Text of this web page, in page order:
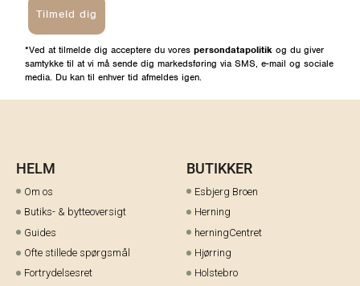
Tilmeld dig
*Ved at tilmelde dig acceptere du vores persondatapolitik og du giver
samtykke til at vi må sende dig markedsføring via SMS, e-mail og sociale
media. Du kan til enhver tid afmeldes igen.
HELM
Om os
Butiks- & bytteoversigt
Guides
Ofte stillede spørgsmål
Fortrydelsesret
BUTIKKER
Esbjerg Broen
Herning
herningCentret
Hjørring
Holstebro